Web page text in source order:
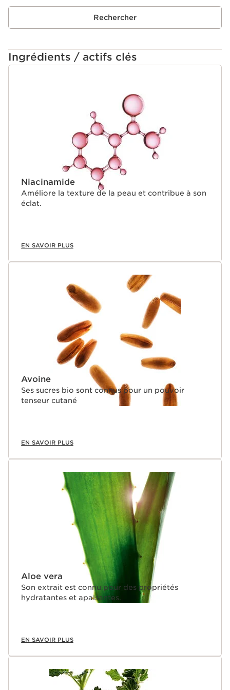
Texture : Les laboratoires Clarins ont associé une
combinaison unique d'ingrédients pour créer cette
*Test ex vivo réalisé sur explants de peaux photo vieillis,
mesure de la quantité de collagène de bonne qualité
La gamme Extra-Firming possède une technologie
exclusive pour aider à augmenter le capital collagène de
la peau* [COLLAGEN]³ TECHNOLOGY.
Le capital collagène de la peau est augmenté de 53%.*
*Test ex vivo réalisé sur explants de peaux photo vieillis,
mesure de la quantité de collagène de bonne qualité
bien structuré.
Le plus Clarins
d'expertise fermeté, la Recherche Clarins apporte une
perte de collagène sur la peau et retrouver une peau
Rechercher
Ingrédients / actifs clés
Niacinamide
Améliore la texture de la peau et contribue à son
éclat.
EN SAVOIR PLUS
Avoine
Ses sucres bio sont connus pour un pouvoir
tenseur cutané
EN SAVOIR PLUS
Aloe vera
Son extrait est connu pour des propriétés
hydratantes et apaisantes.
EN SAVOIR PLUS